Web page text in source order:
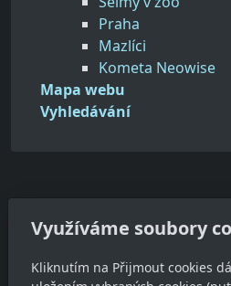
Praha
Mazlíci
Kometa Neowise
Mapa webu
Vyhledávání
Využíváme soubory
Kliknutím na Přijmout cookies